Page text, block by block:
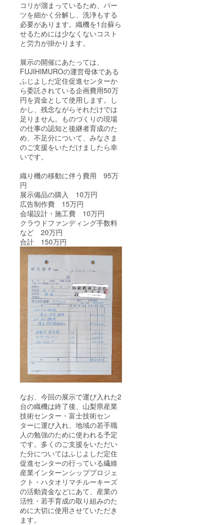
コリが溜まっているため、パー
ツを細かく分解し、洗浄もする
必要があります。織機を1台蘇ら
せるためには少なくないコスト
と労力が掛かります。
展示の開催にあたっては、
FUJIHIMUROの運営母体である
ふじよしだ定住促進センターか
ら委託されている企画費用50万
円を資金として使用します。し
かし、残念ながらそれだけでは
足りません。ものづくりの現場
の仕事の認知と後継者育成のた
め、不足分について、みなさま
のご支援をいただけましたら幸
いです。
織り機の移動に伴う費用 95万
円
展示備品の購入 10万円
広告制作費 15万円
会場設計・施工費 10万円
クラウドファンディング手数料
など 20万円
合計 150万円
なお、今回の展示で運び入れた2
台の織機は終了後、山梨県産業
技術センター・富士技術セン
ターに運び入れ、地域の若手職
人の勉強のために使われる予定
です。多くのご支援をいただい
た分についてはふじよしだ定住
促進センターの行っている繊維
産業インターンシッププロジェ
クト・ハタオリマチルーキーズ
の活動資金などにあて、産業の
活性・若手育成の取り組みのた
めに大切に使用させていただき
ます。